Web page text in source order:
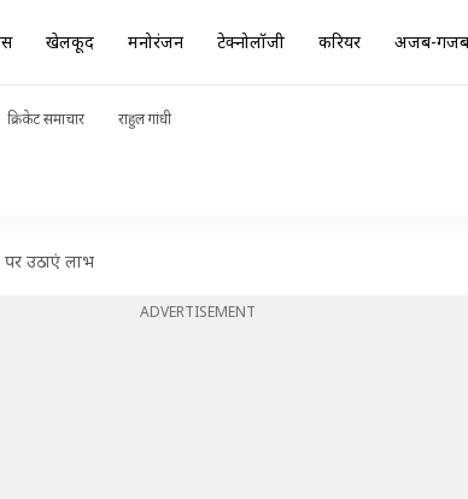
खेलकूद मनोरंजन टेक्नोलॉजी करियर अजब-गजब
क्रिकेट समाचार राहुल गांधी
उठाएं लाभ
ADVERTISEMENT